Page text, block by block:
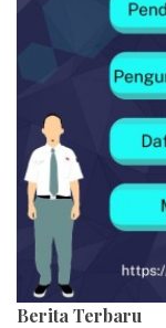
Berita Terbaru